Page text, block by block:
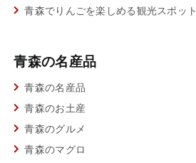
青森でりんごを楽しめる観光スポット
青森の名産品
青森の名産品
青森のお土産
青森のグルメ
青森のマグロ